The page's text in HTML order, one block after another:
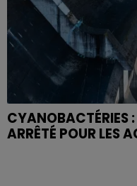
CYANOBACTÉRIES :
ARRÊTÉ POUR LES